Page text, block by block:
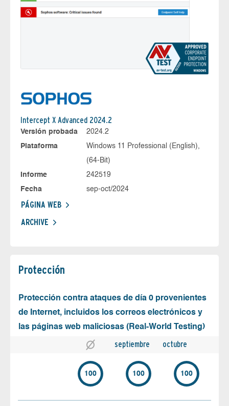
Intercept X Advanced 2024.2
Versión probada
2024.2
Plataforma
Windows 11 Professional (English),
(64-Bit)
Informe
242519
Fecha
sep-oct/2024
PÁGINA WEB
ARCHIVE
Protección
Protección contra ataques de día 0 provenientes
de Internet, incluidos los correos electrónicos y
las páginas web maliciosas (Real-World Testing)
septiembre octubre
100 100 100